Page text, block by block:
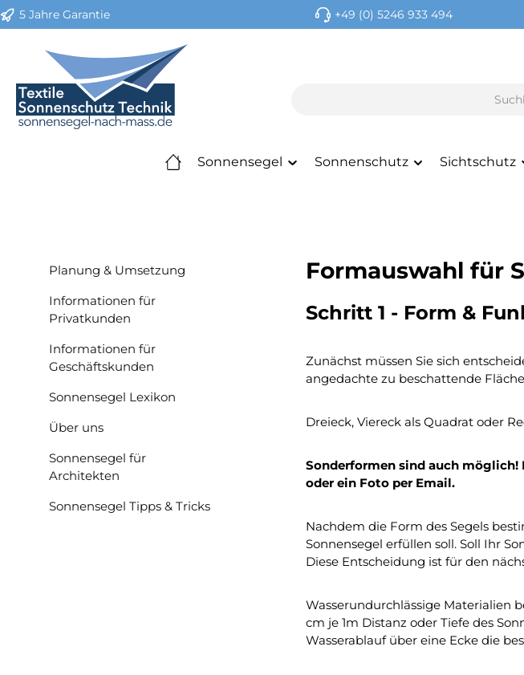
Hauptinhalt springen
Zur Suche springen
Zur Hauptnavigation springen
5 Jahre Garantie +49 (0) 5246 933 494
Sonnensegel Sonnenschutz Sichtschutz
Planung & Umsetzung
Informationen für
Privatkunden
Informationen für
Geschäftskunden
Sonnensegel Lexikon
Über uns
Sonnensegel für
Architekten
Sonnensegel Tipps & Tricks
Formauswahl für
Schritt 1 - Form &
Zunächst müssen Sie sich
angedachte zu beschattende
Dreieck, Viereck als Quadrat oder
Sonderformen sind auch möglich!
oder ein Foto per Email.
Nachdem die Form des Segels
Sonnensegel erfüllen soll. Soll Ihr
Diese Entscheidung ist für den
Wasserundurchlässige Materialien
cm je 1m Distanz oder Tiefe des
Wasserablauf über eine Ecke die